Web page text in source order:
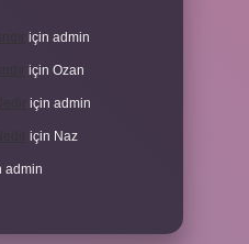
için admin
için Ozan
için admin
için Naz
admin